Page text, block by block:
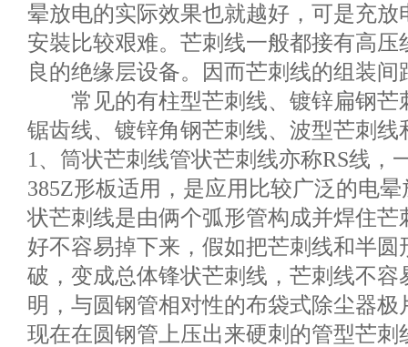
晕放电的实际效果也就越好，可是充放
安裝比较艰难。芒刺线一般都接有高
良的绝缘层设备。因而芒刺线的组装间
常见的有柱型芒刺线、镀锌扁钢芒
锯齿线、镀锌角钢芒刺线、波型芒刺线
1、筒状芒刺线管状芒刺线亦称RS线，
385Z形板适用，是应用比较广泛的电
状芒刺线是由俩个弧形管构成并焊住芒
好不容易掉下来，假如把芒刺线和半
破，变成总体锋状芒刺线，芒刺线不容
明，与圆钢管相对性的布袋式除尘器
现在在圆钢管上压出来硬刺的管型芒刺